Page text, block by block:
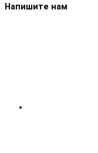
Напишите нам